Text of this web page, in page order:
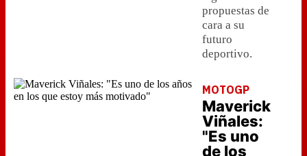
propuestas de
cara a su
futuro
deportivo.
MOTOGP
Maverick
Viñales:
"Es uno
de los